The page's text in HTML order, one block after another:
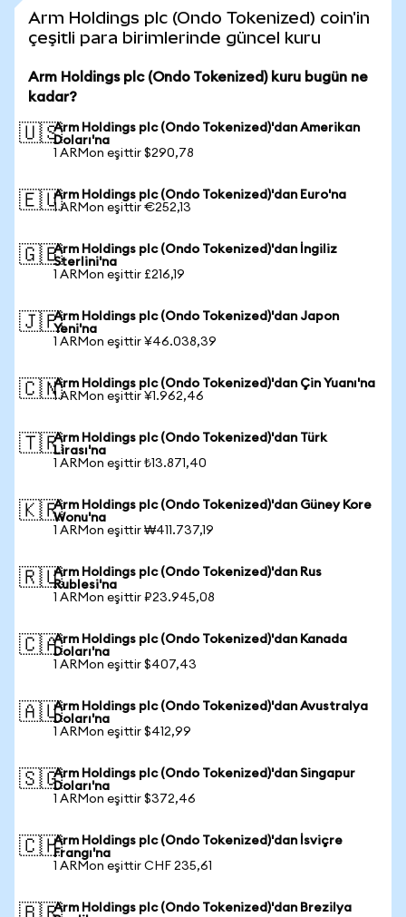
Arm Holdings plc (Ondo Tokenized) coin'in
çeşitli para birimlerinde güncel kuru
Arm Holdings plc (Ondo Tokenized) kuru bugün ne
kadar?
🇺🇸Arm Holdings plc (Ondo Tokenized)'dan Amerikan
Doları'na
1 ARMon eşittir $290,78
🇪🇺Arm Holdings plc (Ondo Tokenized)'dan Euro'na
1 ARMon eşittir €252,13
🇬🇧Arm Holdings plc (Ondo Tokenized)'dan İngiliz
Sterlini'na
1 ARMon eşittir £216,19
🇯🇵Arm Holdings plc (Ondo Tokenized)'dan Japon
Yeni'na
1 ARMon eşittir ¥46.038,39
🇨🇳Arm Holdings plc (Ondo Tokenized)'dan Çin Yuanı'na
1 ARMon eşittir ¥1.962,46
🇹🇷Arm Holdings plc (Ondo Tokenized)'dan Türk
Lirası'na
1 ARMon eşittir ₺13.871,40
🇰🇷Arm Holdings plc (Ondo Tokenized)'dan Güney Kore
Wonu'na
1 ARMon eşittir ₩411.737,19
🇷🇺Arm Holdings plc (Ondo Tokenized)'dan Rus
Rublesi'na
1 ARMon eşittir ₽23.945,08
🇨🇦Arm Holdings plc (Ondo Tokenized)'dan Kanada
Doları'na
1 ARMon eşittir $407,43
🇦🇺Arm Holdings plc (Ondo Tokenized)'dan Avustralya
Doları'na
1 ARMon eşittir $412,99
🇸🇬Arm Holdings plc (Ondo Tokenized)'dan Singapur
Doları'na
1 ARMon eşittir $372,46
🇨🇭Arm Holdings plc (Ondo Tokenized)'dan İsviçre
Frangı'na
1 ARMon eşittir CHF 235,61
Arm Holdings plc (Ondo Tokenized)'dan Brezilya